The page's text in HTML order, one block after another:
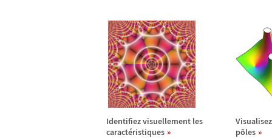
Identifiez visuellement les
caractéristiques
pôles